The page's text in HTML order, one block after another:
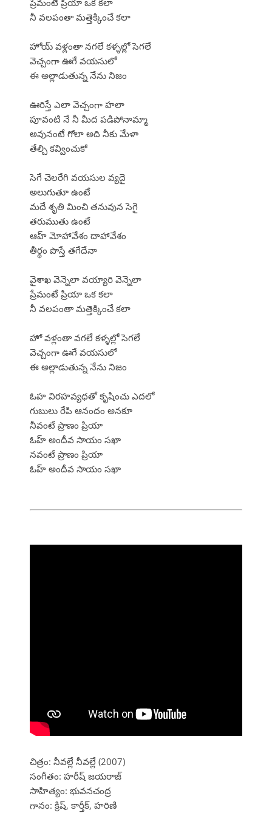
నీ వలపంతా మత్తెక్కించే కలా
హోయ్ వళ్లంతా నగలే కళ్ళల్లో సెగలే
వెచ్చంగా ఊగే వయసులో
ఈ అల్లాడుతున్న నేను నిజం
ఊరిస్తే ఎలా వెచ్చంగా హలా
పూవంటి నే నీ మీద పడిపోనామ్మా
అవునంటే గోలా అది నీకు మేళా
తేల్చి కవ్వించుకో
సెగే చెలరేగి వయసుల వ్యదై
అలుగుతూ ఉంటే
మదే శృతి మించి తనువున సెగై
తరుముతు ఉంటే
ఆహ్ మోహావేశం దాహావేశం
తీర్థం పొస్తే తగేదేనా
వైశాఖ వెన్నెలా వయ్యారి వెన్నెలా
ప్రేమంటే ప్రియా ఒక కలా
నీ వలపంతా మత్తెక్కించే కలా
హో వళ్లంతా వగలే కళ్ళల్లో సెగలే
వెచ్చంగా ఊగే వయసులో
ఈ అల్లాడుతున్న నేను నిజం
ఓహ విరహవ్యధతో కృషించు ఎదలో
గుబులు రేపి ఆనందం అనకూ
నీవంటే ప్రాణం ప్రియా
ఓహ్ అందీవ సాయం సఖా
నవంటే ప్రాణం ప్రియా
ఓహ్ అందీవ సాయం సఖా
చిత్రం: నీవల్లే నీవల్లే (2007)
సంగీతం: హరీష్ జయరాజ్
సాహిత్యం: భువనచంద్ర
గానం: క్రిష్, కార్తీక్, హరిణి